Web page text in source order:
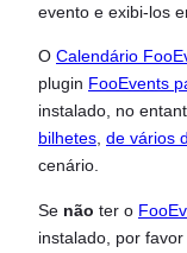
evento e exibi-los
O Calendário
plugin FooEvents
instalado, no
bilhetes de vários
cenário.
Se não ter o
instalado, por